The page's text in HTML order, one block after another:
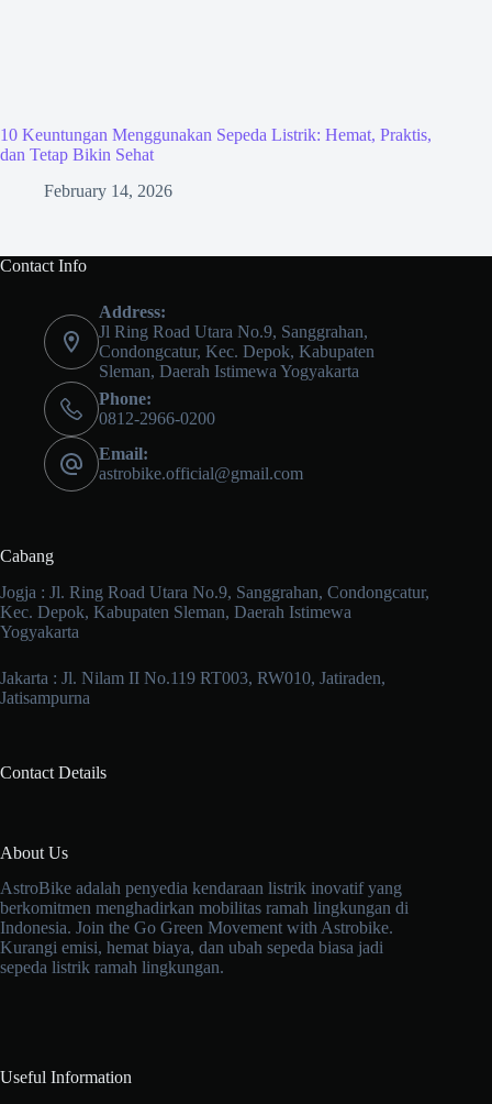
10 Keuntungan Menggunakan Sepeda Listrik: Hemat, Praktis,
dan Tetap Bikin Sehat
February 14, 2026
Contact Info
Address:
Jl Ring Road Utara No.9, Sanggrahan,
Condongcatur, Kec. Depok, Kabupaten
Sleman, Daerah Istimewa Yogyakarta
Phone:
0812-2966-0200
Email:
astrobike.official@gmail.com
Cabang
Jogja : Jl. Ring Road Utara No.9, Sanggrahan, Condongcatur,
Kec. Depok, Kabupaten Sleman, Daerah Istimewa
Yogyakarta
Jakarta : Jl. Nilam II No.119 RT003, RW010, Jatiraden,
Jatisampurna
Contact Details
About Us
AstroBike adalah penyedia kendaraan listrik inovatif yang
berkomitmen menghadirkan mobilitas ramah lingkungan di
Indonesia. Join the Go Green Movement with Astrobike.
Kurangi emisi, hemat biaya, dan ubah sepeda biasa jadi
sepeda listrik ramah lingkungan.
Useful Information